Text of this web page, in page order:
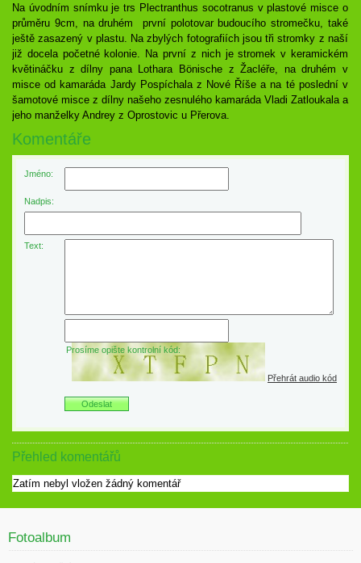
Na úvodním snímku je trs Plectranthus socotranus v plastové misce o
průměru 9cm, na druhém první polotovar budoucího stromečku, také
ještě zasazený v plastu. Na zbylých fotografiích jsou tři stromky z naší
již docela početné kolonie. Na první z nich je stromek v keramickém
květináčku z dílny pana Lothara Bönische z Žacléře, na druhém v
misce od kamaráda Jardy Pospíchala z Nové Říše a na té poslední v
šamotové misce z dílny našeho zesnulého kamaráda Vladi Zatloukala a
jeho manželky Andrey z Oprostovic u Přerova.
Komentáře
Jméno:
Nadpis:
Text:
Prosíme opište kontrolní kód:
Přehrát audio kód
Přehled komentářů
Zatím nebyl vložen žádný komentář
Fotoalbum